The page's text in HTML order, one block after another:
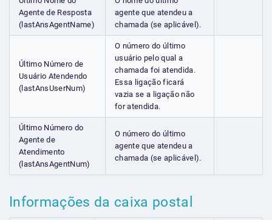
Agente de Resposta
(lastAnsAgentName)
agente que atendeu a
chamada (se aplicável).
Último Número de
Usuário Atendendo
(lastAnsUserNum)
O número do último
usuário pelo qual a
chamada foi atendida.
Essa ligação ficará
vazia se a ligação não
for atendida.
Último Número do
Agente de
Atendimento
(lastAnsAgentNum)
O número do último
agente que atendeu a
chamada (se aplicável).
Informações da caixa postal